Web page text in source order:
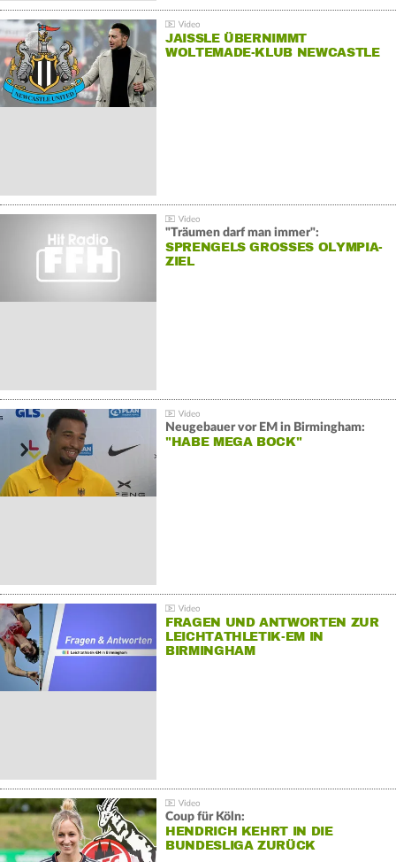
JAISSLE ÜBERNIMMT
WOLTEMADE-KLUB NEWCASTLE
"Träumen darf man immer":
SPRENGELS GROSSES OLYMPIA-Z
IEL
Neugebauer vor EM in Birmingham:
"HABE MEGA BOCK"
FRAGEN UND ANTWORTEN ZUR
LEICHTATHLETIK-EM IN
BIRMINGHAM
Coup für Köln:
HENDRICH KEHRT IN DIE
BUNDESLIGA ZURÜCK